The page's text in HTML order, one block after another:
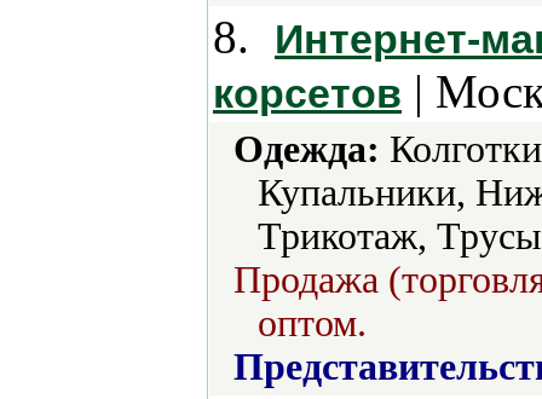
8.
Интернет-
корсетов |
Одежда:
Купальники,
Трикотаж,
Продажа
оптом.